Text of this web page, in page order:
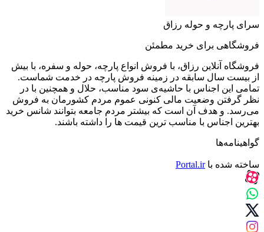
سرای پارچه و حوله رزاق
فروشگاهی برای خرید مطمئن
فروشگاه آنلاین رزاق، با فروش انواع پارچه، حوله و سفره، با بیش
از بیست سال سابقه در زمینه فروش پارچه در خدمت شماست.
تمامی این اجناس با حاشیه‌ی سود مناسب، حلال و همچنین با در
نظر گرفتن وضعیت مالی کنونی عموم مردم کشورمان به فروش
می‌رسد. و هدف آن است که بیشتر مردم جامعه بتوانند شانس خرید
بهترین اجناس با مناسب ترین قیمت ها را داشته باشند.
گواهینامه‌ها
ساخته شده باPortal.ir